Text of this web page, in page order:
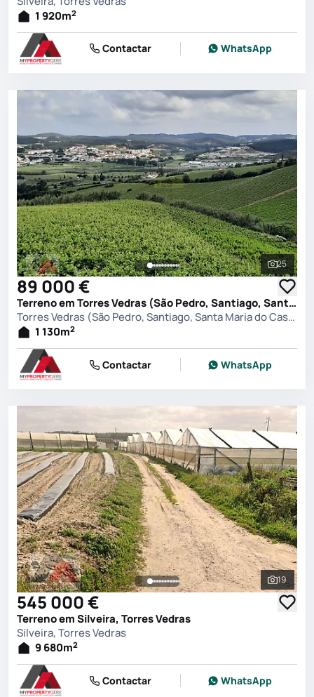
1 920m2
Contactar WhatsApp
Ver
25
89 000 €
Terreno em Torres Vedras (São Pedro, Santiago, Santa Maria do Castelo e São Miguel) e Matacães, Torres Vedras
Torres Vedras (São Pedro, Santiago, Santa Maria do Castelo e São Miguel) e Matacães, Torres Vedras
1 130m2
Contactar WhatsApp
Ver
19
545 000 €
Terreno em Silveira, Torres Vedras
Silveira, Torres Vedras
9 680m2
Contactar WhatsApp